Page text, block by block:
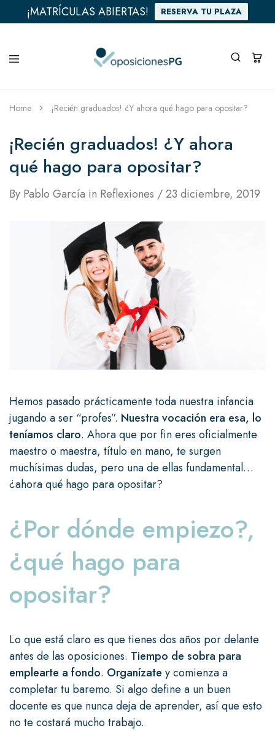
¡MATRÍCULAS ABIERTAS! RESERVA TU PLAZA
Home ¡Recién graduados! ¿Y ahora qué hago para opositar?
¡Recién graduados! ¿Y ahora
qué hago para opositar?
By Pablo García in Reflexiones 23 diciembre, 2019
Hemos pasado prácticamente toda nuestra infancia
jugando a ser “profes”. Nuestra vocación era esa, lo
teníamos claro. Ahora que por fin eres oficialmente
maestro o maestra, título en mano, te surgen
muchísimas dudas, pero una de ellas fundamental…
¿ahora qué hago para opositar?
¿Por dónde empiezo?,
¿qué hago para
opositar?
Lo que está claro es que tienes dos años por delante
antes de las oposiciones. Tiempo de sobra para
emplearte a fondo. Organízate y comienza a
completar tu baremo. Si algo define a un buen
docente es que nunca deja de aprender, así que esto
no te costará mucho trabajo.